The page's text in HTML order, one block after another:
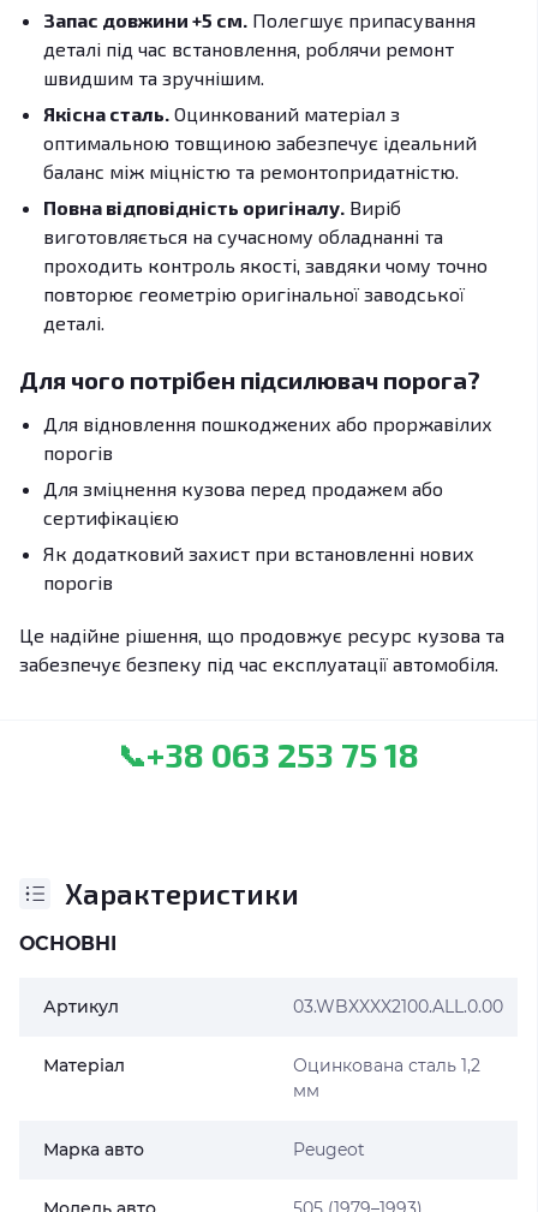
Запас довжини +5 см. Полегшує припасування
деталі під час встановлення, роблячи ремонт
швидшим та зручнішим.
Якісна сталь. Оцинкований матеріал з
оптимальною товщиною забезпечує ідеальний
баланс між міцністю та ремонтопридатністю.
Повна відповідність оригіналу. Виріб
виготовляється на сучасному обладнанні та
проходить контроль якості, завдяки чому точно
повторює геометрію оригінальної заводської
деталі.
Для чого потрібен підсилювач порога?
Для відновлення пошкоджених або проржавілих
порогів
Для зміцнення кузова перед продажем або
сертифікацією
Як додатковий захист при встановленні нових
порогів
Це надійне рішення, що продовжує ресурс кузова та
забезпечує безпеку під час експлуатації автомобіля.
📞+38 063 253 75 18
Характеристики
ОСНОВНІ
Артикул 03.WBXXXX2100.ALL.0.00
Матеріал
Оцинкована сталь 1,2
мм
Марка авто Peugeot